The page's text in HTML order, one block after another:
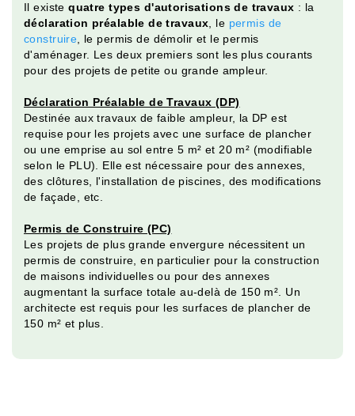
Il existequatre types d'autorisations de travaux : la
déclaration préalable de travaux , le permis de
construire , le permis de démolir et le permis
d'aménager. Les deux premiers sont les plus courants
pour des projets de petite ou grande ampleur.
Déclaration Préalable de Travaux (DP)
Destinée aux travaux de faible ampleur, la DP est
requise pour les projets avec une surface de plancher
ou une emprise au sol entre 5 m² et 20 m² (modifiable
selon le PLU). Elle est nécessaire pour des annexes,
des clôtures, l'installation de piscines, des modifications
de façade, etc.
Permis de Construire (PC)
Les projets de plus grande envergure nécessitent un
permis de construire, en particulier pour la construction
de maisons individuelles ou pour des annexes
augmentant la surface totale au-delà de 150 m². Un
architecte est requis pour les surfaces de plancher de
150 m² et plus.